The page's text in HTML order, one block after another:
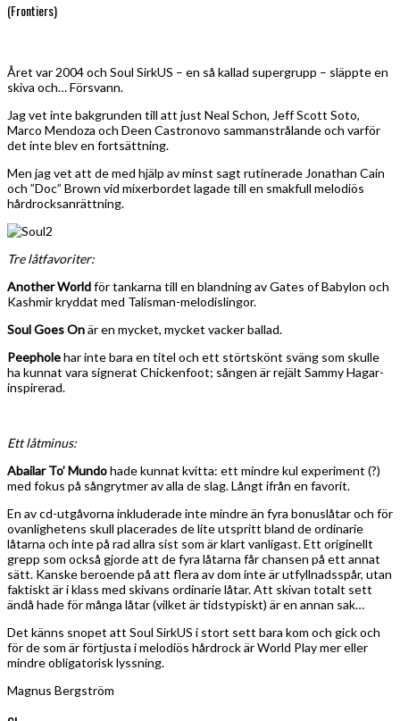
(Frontiers)
Året var 2004 och Soul SirkUS – en så kallad supergrupp – släppte en
skiva och… Försvann.
Jag vet inte bakgrunden till att just Neal Schon, Jeff Scott Soto,
Marco Mendoza och Deen Castronovo sammanstrålande och varför
det inte blev en fortsättning.
Men jag vet att de med hjälp av minst sagt rutinerade Jonathan Cain
och ”Doc” Brown vid mixerbordet lagade till en smakfull melodiös
hårdrocksanrättning.
Tre låtfavoriter:
Another Worldför tankarna till en blandning av Gates of Babylon och
Kashmir kryddat med Talisman-melodislingor.
Soul Goes Onär en mycket, mycket vacker ballad.
Peepholehar inte bara en titel och ett störtskönt sväng som skulle
ha kunnat vara signerat Chickenfoot; sången är rejält Sammy Hagar-
inspirerad.
Ett låtminus:
Abailar To’ Mundohade kunnat kvitta: ett mindre kul experiment (?)
med fokus på sångrytmer av alla de slag. Långt ifrån en favorit.
En av cd-utgåvorna inkluderade inte mindre än fyra bonuslåtar och för
ovanlighetens skull placerades de lite utspritt bland de ordinarie
låtarna och inte på rad allra sist som är klart vanligast. Ett originellt
grepp som också gjorde att de fyra låtarna får chansen på ett annat
sätt. Kanske beroende på att flera av dom inte är utfyllnadsspår, utan
faktiskt är i klass med skivans ordinarie låtar. Att skivan totalt sett
ändå hade för många låtar (vilket är tidstypiskt) är en annan sak…
Det känns snopet att Soul SirkUS i stort sett bara kom och gick och
för de som är förtjusta i melodiös hårdrock är World Play mer eller
mindre obligatorisk lyssning.
Magnus Bergström